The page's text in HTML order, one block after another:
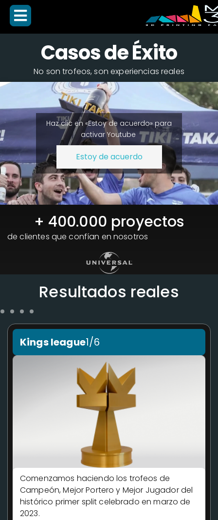
Casos de Éxito
No son trofeos, son experiencias reales
Haz clic en «Estoy de acuerdo» para
activar Youtube
Estoy de acuerdo
+ 400.000 proyectos
de clientes que confían en nosotros
Resultados reales
Kings league1/6
Comenzamos haciendo los trofeos de
Campeón, Mejor Portero y Mejor Jugador del
histórico primer split celebrado en marzo de
2023.